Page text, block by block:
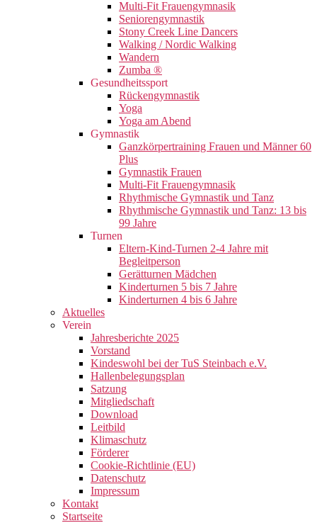
Multi-Fit Frauengymnasik
Seniorengymnastik
Stony Creek Line Dancers
Walking / Nordic Walking
Wandern
Zumba ®
Gesundheitssport
Rückengymnastik
Yoga
Yoga am Abend
Gymnastik
Ganzkörpertraining Frauen und Männer 60
Plus
Gymnastik Frauen
Multi-Fit Frauengymnasik
Rhythmische Gymnastik und Tanz
Rhythmische Gymnastik und Tanz: 13 bis
99 Jahre
Turnen
Eltern-Kind-Turnen 2-4 Jahre mit
Begleitperson
Gerätturnen Mädchen
Kinderturnen 5 bis 7 Jahre
Kinderturnen 4 bis 6 Jahre
Aktuelles
Verein
Jahresberichte 2025
Vorstand
Kindeswohl bei der TuS Steinbach e.V.
Hallenbelegungsplan
Satzung
Mitgliedschaft
Download
Leitbild
Klimaschutz
Förderer
Cookie-Richtlinie (EU)
Datenschutz
Impressum
Kontakt
Startseite